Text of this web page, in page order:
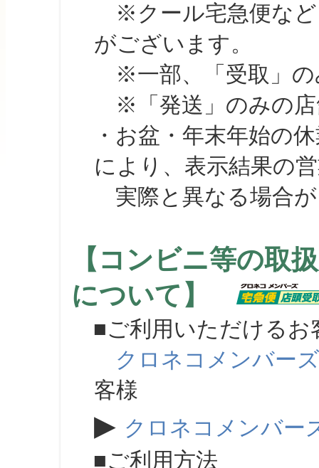
※クール宅急便など
がございます。
※一部、「受取」の
※「発送」のみの店
・お盆・年末年始の
により、表示結果の
実際と異なる場合が
【コンビニ等の取
について】
■ご利用いただけるお
クロネコメンバーズ
客様
▶ クロネコメンバー
■ご利用方法